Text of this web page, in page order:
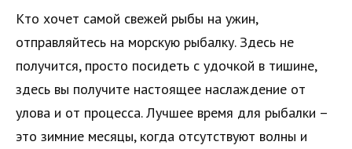
Кто хочет самой свежей рыбы на ужин,
отправляйтесь на морскую рыбалку. Здесь не
получится, просто посидеть с удочкой в тишине,
здесь вы получите настоящее наслаждение от
улова и от процесса. Лучшее время для рыбалки –
это зимние месяцы, когда отсутствуют волны и